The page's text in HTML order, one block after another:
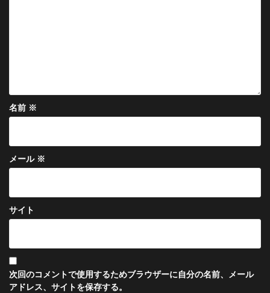
名前 ※
メール ※
サイト
次回のコメントで使用するためブラウザーに自分の名前、メール
アドレス、サイトを保存する。